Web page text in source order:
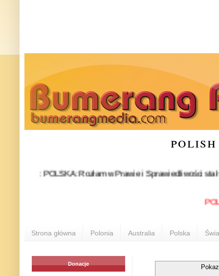
POLSKA: Rozłam w Prawie i Sprawiedliwości stał się
Strona główna Polonia Australia Polska
Donacje